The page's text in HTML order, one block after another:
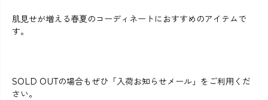
肌見せが増える春夏のコーディネートにおすすめのアイテムで
す。
SOLD OUTの場合もぜひ「入荷お知らせメール」をご利用くだ
さい。